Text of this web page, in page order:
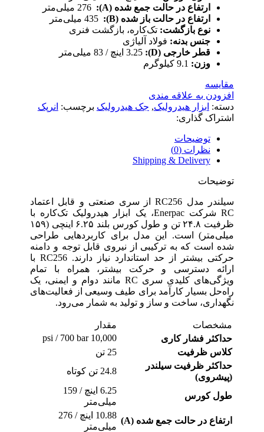
ارتفاع در حالت جمع شده (A):
276 میلی‌متر
ارتفاع در حالت باز شده (B):
435 میلی‌متر
نوع بازگشت: تک‌کاره، بازگشت فنری
جنس بدنه: فولاد آلیاژی
قطر خارجی (D):
3.25 اینچ / 83 میلی‌متر
وزن:
مقایسه
افزودن به علاقه مندی
دسته: ابزار هیدرولیک, جک هیدرولیک برچسب: انرپک
اشتراک گذاری:
توضیحات
نظرات (0)
Shipping & Delivery
توضیحات
سیلندر مدل RC256 از سری صنعتی و قابل اعتماد
RC شرکت Enerpac، یک ابزار هیدرولیک تک‌کاره با
ظرفیت ۲۴.۸ تن و طول کورس بلند ۶.۲۵ اینچی (۱۵۹
میلی‌متر) است. این مدل برای کاربردهایی طراحی
شده است که به ترکیبی از نیروی قابل توجه و دامنه
حرکتی بیشتر از حد استاندارد نیاز دارند. RC256 با
ارائه دسترسی و حرکت بیشتر، همراه با تمام
ویژگی‌های کلیدی سری RC مانند دوام و ایمنی، یک
راه‌حل بسیار کارآمد برای طیف وسیعی از فعالیت‌های
نگهداری، ساخت و ساز و تولید به شمار می‌رود.
مشخصات
مقدار
حداکثر فشار کاری
10,000 psi / 700 bar
کلاس ظرفیت
25 تن
حداکثر ظرفیت سیلندر
(پیشروی)
24.8 تن کوتاه
طول کورس
6.25 اینچ / 159
میلی‌متر
ارتفاع در حالت جمع شده (A)
10.88 اینچ / 276
میلی‌متر